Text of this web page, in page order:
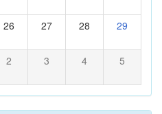
26 27 28 29
2 3 4 5